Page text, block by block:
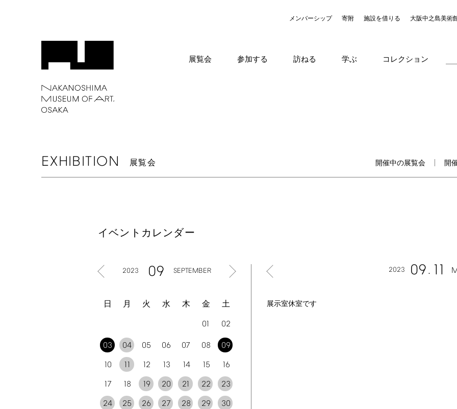
メンバーシップ 寄附 施設を借りる 大阪中之島美術
展覧会 参加する 訪ねる 学ぶ コレクション
EXHIBITION 展覧会 開催中の展覧会 開
イベントカレンダー
2023 09 SEPTEMBER
日 月 火 水 木 金 土
01 02
03 04 05 06 07 08 09
10 11 12 13 14 15 16
17 18 19 20 21 22 23
24 25 26 27 28 29 30
2023 09 11
展示室休室です